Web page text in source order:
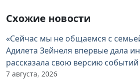
Схожие новости
«Сейчас мы не общаемся с
Адилета Зейнеля впервые дала
рассказала свою версию событий
7 августа, 2026